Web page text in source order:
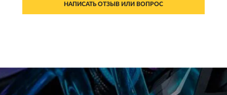
НАПИСАТЬ ОТЗЫВ ИЛИ ВОПРОС